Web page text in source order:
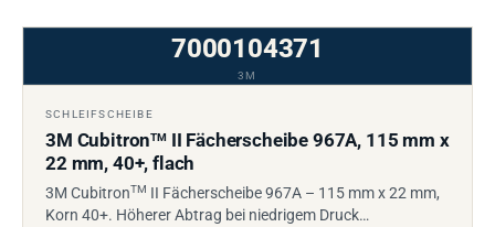
7000104371
3M
SCHLEIFSCHEIBE
3M CubitronTMII Fächerscheibe 967A, 115 mm x
22 mm, 40+, flach
3M CubitronTM II Fächerscheibe 967A – 115 mm x 22 mm,
Korn 40+. Höherer Abtrag bei niedrigem Druck…